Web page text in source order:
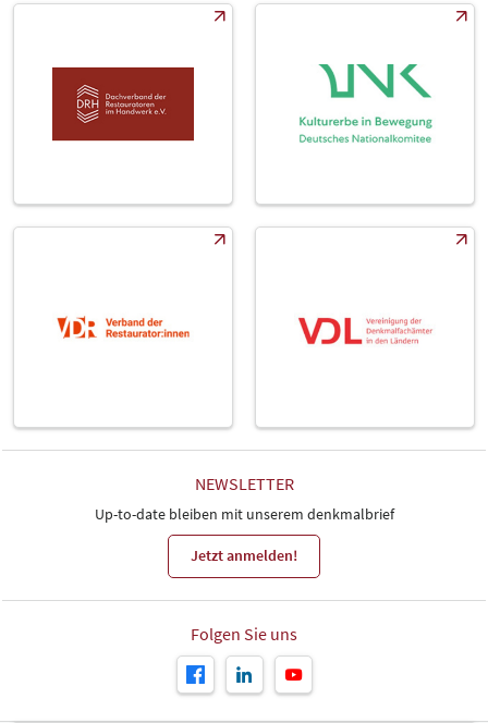
NEWSLETTER
Up-to-date bleiben mit unserem denkmalbrief
Jetzt anmelden!
Folgen Sie uns